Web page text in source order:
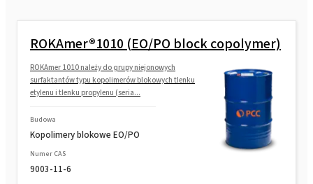
ROKAmer®1010 (EO/PO block copolymer)
ROKAmer 1010 należy do grupy niejonowych
surfaktantów typu kopolimerów blokowych tlenku
etylenu i tlenku propylenu (seria...
Budowa
Kopolimery blokowe EO/PO
Numer CAS
9003-11-6